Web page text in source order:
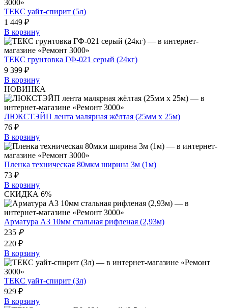
ТЕКС уайт-спирит (5л)
1 449 ₽
В корзину
ТЕКС грунтовка ГФ-021 серый (24кг)
9 399 ₽
В корзину
НОВИНКА
ЛЮКСТЭЙП лента малярная жёлтая (25мм х 25м)
76 ₽
В корзину
Пленка техническая 80мкм ширина 3м (1м)
73 ₽
В корзину
СКИДКА 6%
Арматура А3 10мм стальная рифленая (2,93м)
235 ₽
220 ₽
В корзину
ТЕКС уайт-спирит (3л)
929 ₽
В корзину